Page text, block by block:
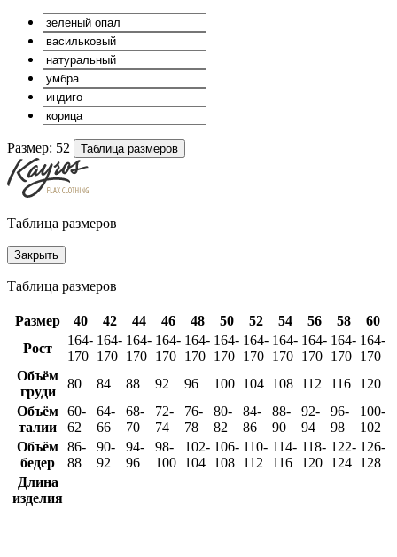
Размер: 52 Таблица размеров
Таблица размеров
Закрыть
Таблица размеров
Размер 40 42 44 46 48 50 52 54 56 58
60
Рост
164-
170
164-
170
164-
170
164-
170
164-
170
164-
170
164-
170
164-
170
164-
170
164-
170
164-
170
Объём
груди
80 84 88 92 96 100 104 108 112 116
120
Объём
талии
60-
62
64-
66
68-
70
72-
74
76-
78
80-
82
84-
86
88-
90
92-
94
96-
98
100-
102
Объём
бедер
86-
88
90-
92
94-
96
98-
100
102-
104
106-
108
110-
112
114-
116
118-
120
122-
124
126-
128
Длина
изделия